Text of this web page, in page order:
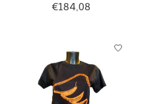
€184,08